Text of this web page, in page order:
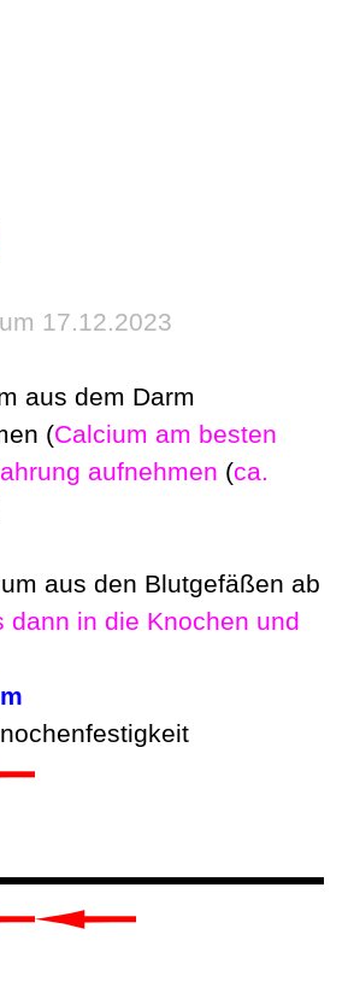
17.12.2023
aus dem Darm
(Calcium am besten
aufnehmen (ca.
aus den Blutgefäßen ab
dann in die Knochen und